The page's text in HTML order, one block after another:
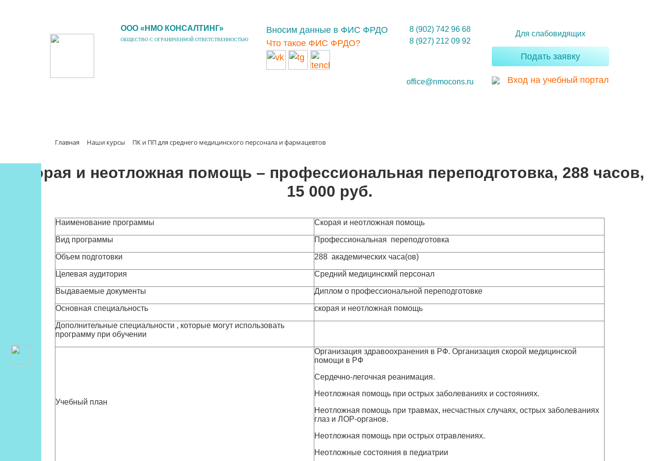
ООО «НМО КОНСАЛТИНГ»
ОБЩЕСТВО С ОГРАНИЧЕННОЙ ОТВЕТСТВЕННОСТЬЮ
Вносим данные в ФИС ФРДО
Что такое ФИС ФРДО?
8 (902) 742 96 68
8 (927) 212 09 92
office@nmocons.ru
Для слабовидящих
Подать заявку
Вход на учебный портал
Главная Наши курсы ПК и ПП для среднего медицинского персонала и фармацевтов
Скорая и неотложная помощь – профессиональная переподготовка, 288 часов,
15 000 руб.
Наименование программы Скорая и неотложная помощь
Вид программы Профессиональная переподготовка
Объем подготовки 288 академических часа(ов)
Целевая аудитория Средний медицинскмй персонал
Выдаваемые документы Диплом о профессиональной переподготовке
Основная специальность скорая и неотложная помощь
Дополнительные специальности , которые могут использовать
программу при обучении
Учебный план
Организация здравоохранения в РФ. Организация скорой медицинской
помощи в РФ
Сердечно-легочная реанимация.
Неотложная помощь при острых заболеваниях и состояниях.
Неотложная помощь при травмах, несчастных случаях, острых заболеваниях
глаз и ЛОР-органов.
Неотложная помощь при острых отравлениях.
Неотложные состояния в педиатрии